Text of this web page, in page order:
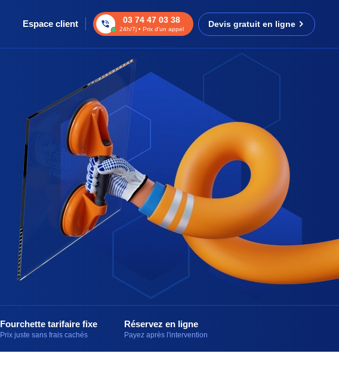
Espace client 03 74 47 03 38
24h/7j • Prix d’un appel
Devis gratuit en ligne
Fourchette tarifaire fixe
Prix juste sans frais cachés
Réservez en ligne
Payez après l'intervention